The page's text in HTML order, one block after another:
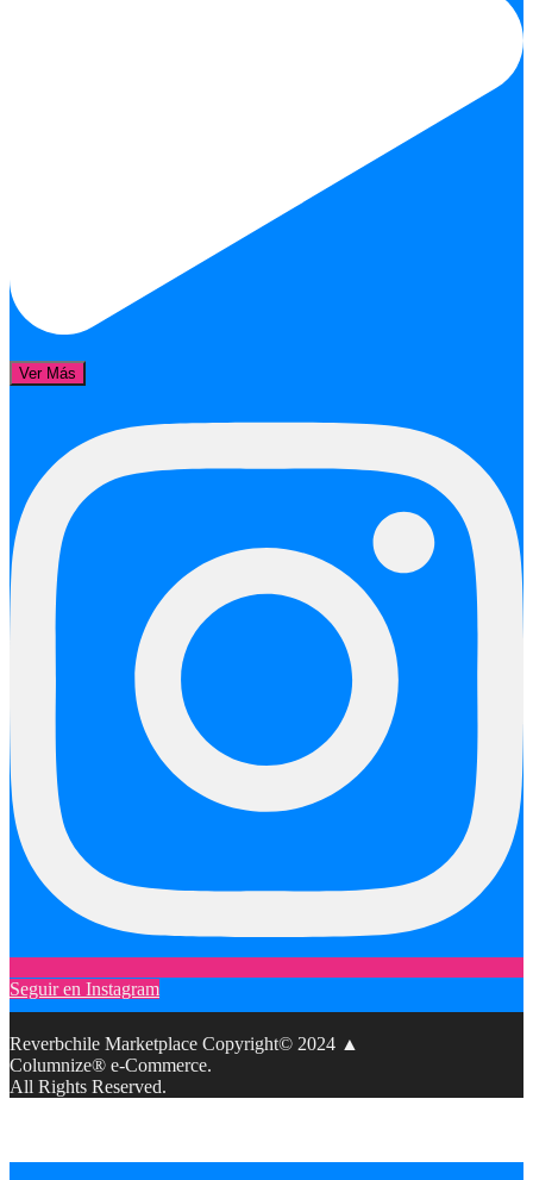
Ver Más
Seguir en Instagram
Reverbchile Marketplace Copyright© 2024 ▲
Columnize® e-Commerce.
All Rights Reserved.